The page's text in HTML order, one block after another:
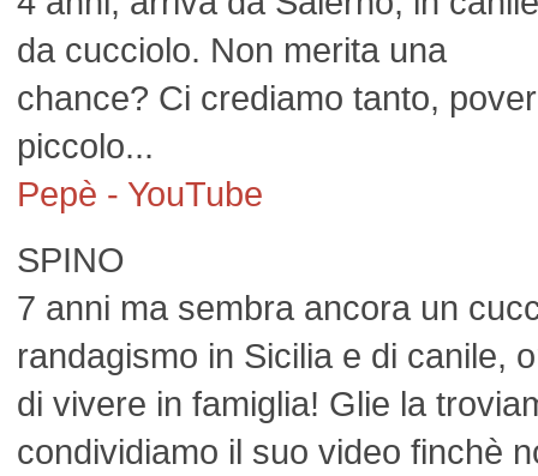
da cucciolo. Non merita una
chance? Ci crediamo tanto,
piccolo...
Pepè - YouTube
SPINO
7 anni ma sembra ancora un
randagismo in Sicilia e di canile,
di vivere in famiglia! Glie la
condividiamo il suo video finchè